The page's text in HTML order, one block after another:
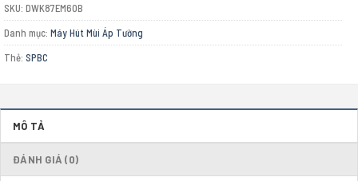
SKU: DWK87EM60B
Danh mục: Máy Hút Mùi Áp Tường
Thẻ: SPBC
MÔ TẢ
ĐÁNH GIÁ (0)